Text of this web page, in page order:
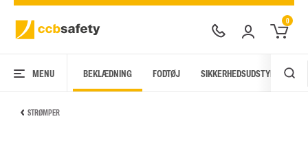
0
MENU BEKLÆDNING FODTØJ SIKKERHEDSUDSTYR
STRØMPER